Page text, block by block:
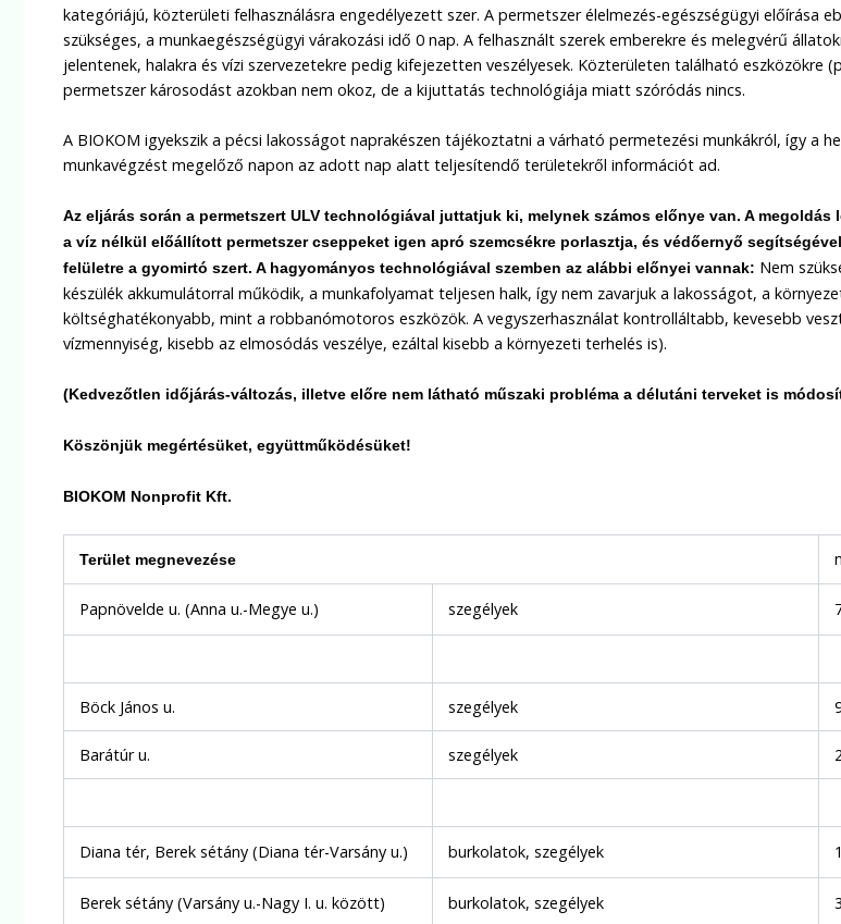
kategóriájú, közterületi felhasználásra engedélyezett szer. A permetszer élelmezés-egészségügyi előírása
szükséges, a munkaegészségügyi várakozási idő 0 nap. A felhasznált szerek emberekre és melegvérű
jelentenek, halakra és vízi szervezetekre pedig kifejezetten veszélyesek. Közterületen található eszközökre
permetszer károsodást azokban nem okoz, de a kijuttatás technológiája miatt szóródás nincs.
A BIOKOM igyekszik a pécsi lakosságot naprakészen tájékoztatni a várható permetezési munkákról, így a
munkavégzést megelőző napon az adott nap alatt teljesítendő területekről információt ad.
Az eljárás során a permetszert ULV technológiával juttatjuk ki, melynek számos előnye van. A megoldás
a víz nélkül előállított permetszer cseppeket igen apró szemcsékre porlasztja, és védőernyő
felületre a gyomirtó szert. A hagyományos technológiával szemben az alábbi előnyei vannak: Nem
készülék akkumulátorral működik, a munkafolyamat teljesen halk, így nem zavarjuk a lakosságot, a
költséghatékonyabb, mint a robbanómotoros eszközök. A vegyszerhasználat kontrolláltabb, kevesebb
vízmennyiség, kisebb az elmosódás veszélye, ezáltal kisebb a környezeti terhelés is).
(Kedvezőtlen időjárás-változás, illetve előre nem látható műszaki probléma a délutáni terveket is
Köszönjük megértésüket, együttműködésüket!
BIOKOM Nonprofit Kft.
Terület megnevezése
Papnövelde u. (Anna u.-Megye u.) szegélyek
Böck János u. szegélyek
Barátúr u. szegélyek
Diana tér, Berek sétány (Diana tér-Varsány u.) burkolatok, szegélyek
Berek sétány (Varsány u.-Nagy I. u. között) burkolatok, szegélyek